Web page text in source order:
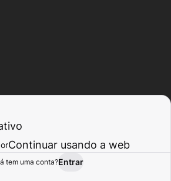
Atividade
Continuar usando a web
tem uma conta?Entrar